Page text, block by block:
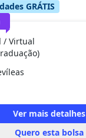
GRÁTIS
/ Virtual
Ver mais detalhes
Quero esta bolsa